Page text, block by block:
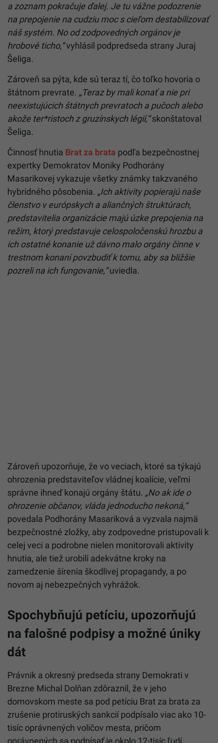
a zoznam pokračuje ďalej. Je tu vážne podozrenie
na prepojenie na cudziu moc s cieľom destabilizovať
náš systém. No od zodpovedných orgánov je
hrobové ticho,“vyhlásil podpredseda strany Juraj
Šeliga.
Zároveň sa pýta, kde sú teraz tí, čo toľko hovoria o
štátnom prevrate. „Teraz by mali konať a nie pri
neexistujúcich štátnych prevratoch a pučoch alebo
akože ter*ristoch z gruzínskych légií,“skonštatoval
Šeliga.
Činnosť hnutia Brat za brata podľa bezpečnostnej
expertky Demokratov Moniky Podhorány
Masarikovej vykazuje všetky známky takzvaného
hybridného pôsobenia. „Ich aktivity popierajú naše
členstvo v európskych a aliančných štruktúrach,
predstavitelia organizácie majú úzke prepojenia na
režim, ktorý predstavuje celospoločenskú hrozbu a
ich ostatné konanie už dávno malo orgány činne v
trestnom konaní povzbudiť k tomu, aby sa bližšie
pozreli na ich fungovanie,“uviedla.
Zároveň upozorňuje, že vo veciach, ktoré sa týkajú
ohrozenia predstaviteľov vládnej koalície, veľmi
správne ihneď konajú orgány štátu. „No ak ide o
ohrozenie občanov, vláda jednoducho nekoná,“
povedala Podhorány Masariková a vyzvala najmä
bezpečnostné zložky, aby zodpovedne pristupovali k
celej veci a podrobne nielen monitorovali aktivity
hnutia, ale tiež urobili adekvátne kroky na
zamedzenie šírenia škodlivej propagandy, a po
novom aj nebezpečných vyhrážok.
Spochybňujú petíciu, upozorňujú
na falošné podpisy a možné úniky
dát
Právnik a okresný predseda strany Demokrati v
Brezne Michal Dolňan zdôraznil, že v jeho
domovskom meste sa pod petíciu Brat za brata za
zrušenie protiruských sankcií podpísalo viac ako 10-
tisíc oprávnených voličov mesta, pričom
oprávnených sa podpísať je okolo 12-tisíc ľudí.